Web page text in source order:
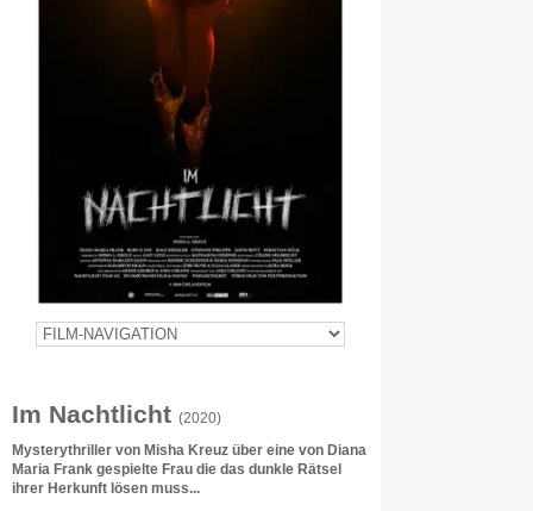
Im Nachtlicht (2020)
Mysterythriller von Misha Kreuz über eine von Diana
Maria Frank gespielte Frau die das dunkle Rätsel
ihrer Herkunft lösen muss...